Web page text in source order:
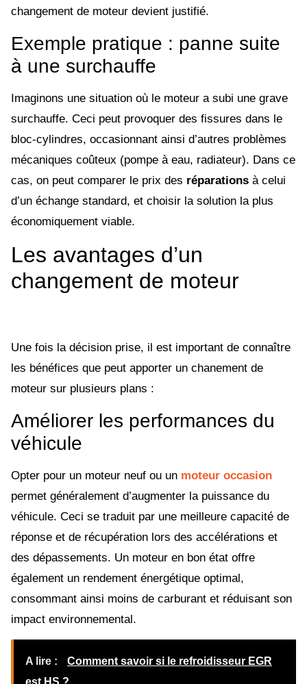
changement de moteur devient justifié.
Exemple pratique : panne suite
à une surchauffe
Imaginons une situation où le moteur a subi une grave
surchauffe. Ceci peut provoquer des fissures dans le
bloc-cylindres, occasionnant ainsi d’autres problèmes
mécaniques coûteux (pompe à eau, radiateur). Dans ce
cas, on peut comparer le prix des réparations à celui
d’un échange standard, et choisir la solution la plus
économiquement viable.
Les avantages d’un
changement de moteur
Une fois la décision prise, il est important de connaître
les bénéfices que peut apporter un chanement de
moteur sur plusieurs plans :
Améliorer les performances du
véhicule
Opter pour un moteur neuf ou un moteur occasion
permet généralement d’augmenter la puissance du
véhicule. Ceci se traduit par une meilleure capacité de
réponse et de récupération lors des accélérations et
des dépassements. Un moteur en bon état offre
également un rendement énergétique optimal,
consommant ainsi moins de carburant et réduisant son
impact environnemental.
A lire :
Comment savoir si le refroidisseur EGR
est HS ?